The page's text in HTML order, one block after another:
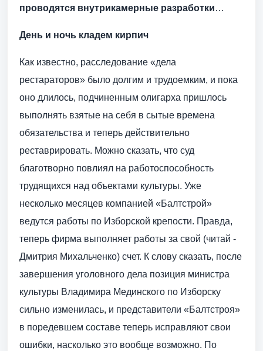
проводятся внутрикамерные разработки…
День и ночь кладем кирпич
Как известно, расследование «дела
рестараторов» было долгим и трудоемким, и пока
оно длилось, подчиненным олигарха пришлось
выполнять взятые на себя в сытые времена
обязательства и теперь действительно
реставрировать. Можно сказать, что суд
благотворно повлиял на работоспособность
трудящихся над объектами культуры. Уже
несколько месяцев компанией «Балтстрой»
ведутся работы по Изборской крепости. Правда,
теперь фирма выполняет работы за свой (читай -
Дмитрия Михальченко) счет. К слову сказать, после
завершения уголовного дела позиция министра
культуры Владимира Мединского по Изборску
сильно изменилась, и представители «Балтстроя»
в поредевшем составе теперь исправляют свои
ошибки, насколько это вообще возможно. По